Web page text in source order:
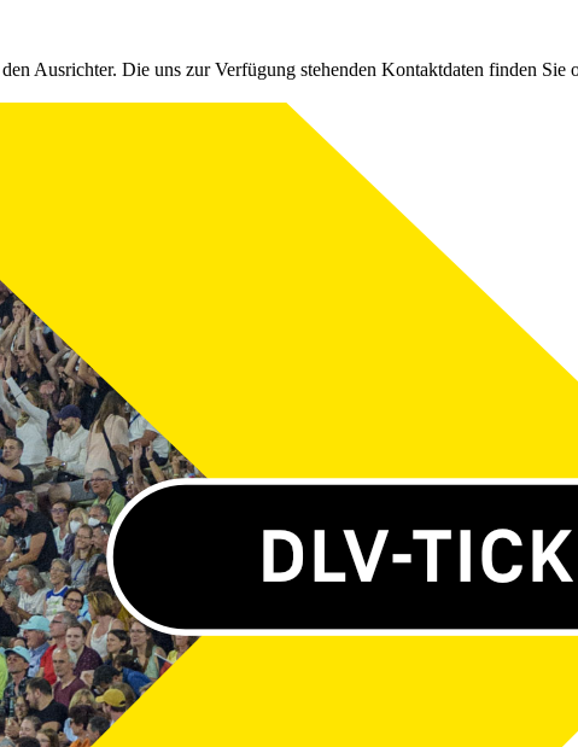
Ausrichter. Die uns zur Verfügung stehenden Kontaktdaten finden Sie